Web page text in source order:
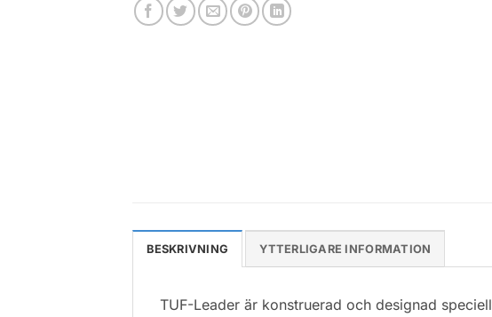
BESKRIVNING YTTERLIGARE INFORMATION
TUF-Leader är konstruerad och designad